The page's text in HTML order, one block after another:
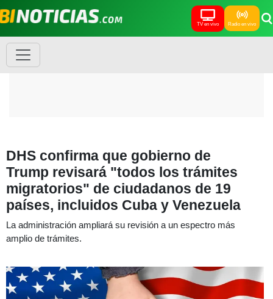
TV en vivo Radio en vivo
DHS confirma que gobierno de
Trump revisará "todos los trámites
migratorios" de ciudadanos de 19
países, incluidos Cuba y Venezuela
La administración ampliará su revisión a un espectro más
amplio de trámites.